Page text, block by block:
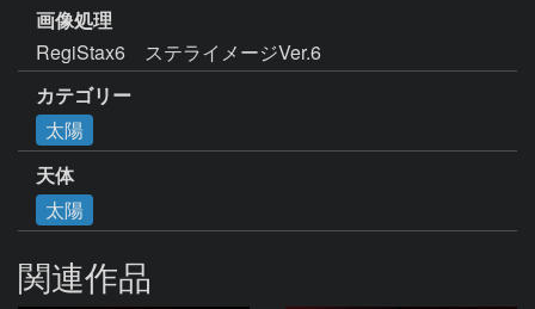
画像処理
RegiStax6　ステライメージVer.6
カテゴリー
太陽
天体
太陽
関連作品